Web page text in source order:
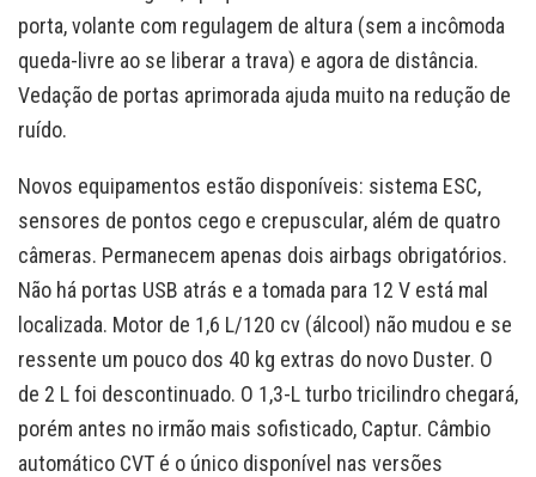
porta, volante com regulagem de altura (sem a incômoda
queda-livre ao se liberar a trava) e agora de distância.
Vedação de portas aprimorada ajuda muito na redução de
ruído.
Novos equipamentos estão disponíveis: sistema ESC,
sensores de pontos cego e crepuscular, além de quatro
câmeras. Permanecem apenas dois airbags obrigatórios.
Não há portas USB atrás e a tomada para 12 V está mal
localizada. Motor de 1,6 L/120 cv (álcool) não mudou e se
ressente um pouco dos 40 kg extras do novo Duster. O
de 2 L foi descontinuado. O 1,3-L turbo tricilindro chegará,
porém antes no irmão mais sofisticado, Captur. Câmbio
automático CVT é o único disponível nas versões